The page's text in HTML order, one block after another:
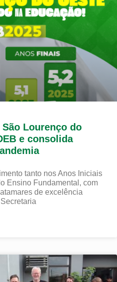
Lourenço do
e consolida
tanto nos Anos Iniciais
Ensino Fundamental, com
de excelência